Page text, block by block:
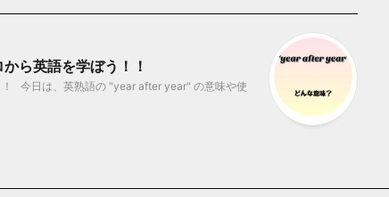
ら英語を学ぼう！！
日は、英熟語の "year after year" の意味や使